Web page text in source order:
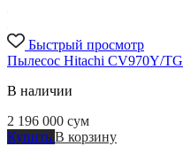
Быстрый просмотр
Пылесос Hitachi CV970Y/TG
В наличии
2 196 000 сум
Купить В корзину